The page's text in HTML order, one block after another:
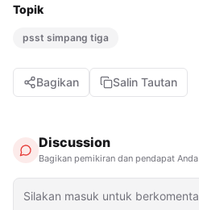
Topik
psst simpang tiga
Bagikan Salin Tautan
Discussion
Bagikan pemikiran dan pendapat Anda